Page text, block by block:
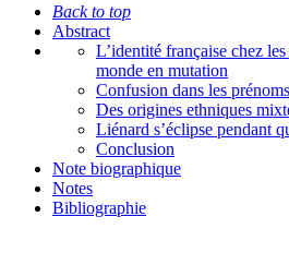
Back to top
Abstract
L’identité française chez
monde en mutation
Confusion dans les prénoms
Des origines ethniques
Liénard s’éclipse pendant
Conclusion
Note biographique
Notes
Bibliographie